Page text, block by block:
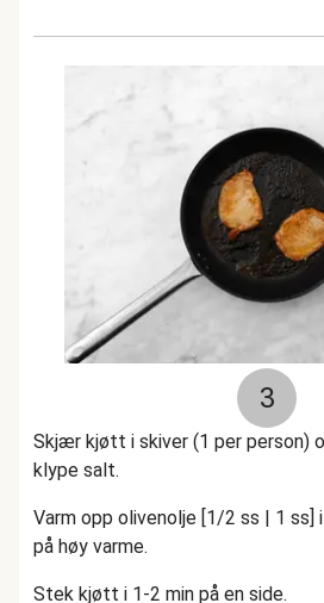
3
Skjær kjøtt i skiver (1 per person)
klype salt.
Varm opp olivenolje [1/2 ss | 1 ss]
på høy varme.
Stek kjøtt i 1-2 min på en side.